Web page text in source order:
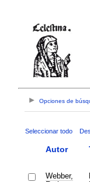
Opciones de
Seleccionar todo
Autor
Webber,